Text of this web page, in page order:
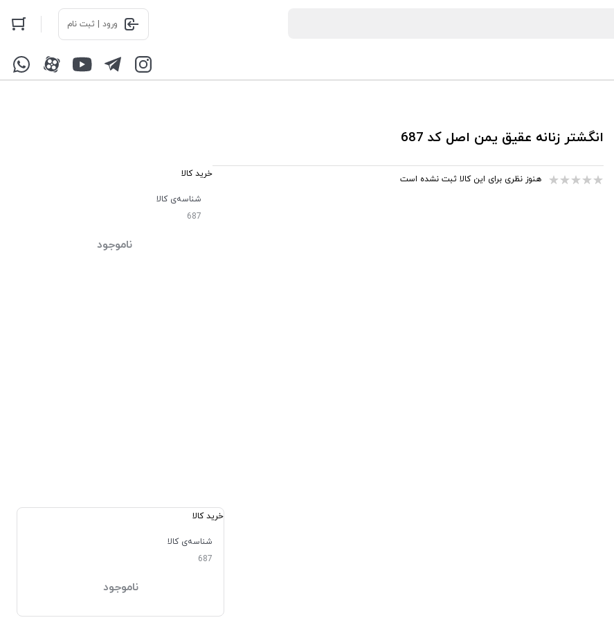
ورود | ثبت نام
انگشتر زنانه عقیق یمن اصل کد 687
هنوز نظری برای این کالا ثبت نشده است
خرید کالا
شناسه‌ی کالا
687
ناموجود
خرید کالا
شناسه‌ی کالا
687
ناموجود